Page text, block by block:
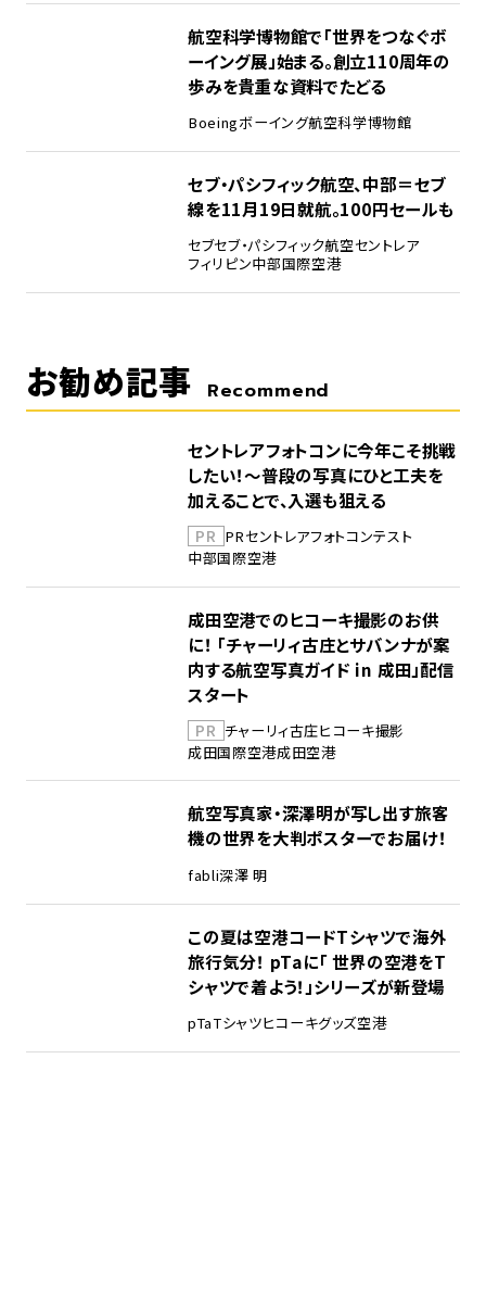
航空科学博物館で「世界をつなぐボ
ーイング展」始まる。創立110周年の
歩みを貴重な資料でたどる
Boeingボーイング航空科学博物館
セブ・パシフィック航空、中部＝セブ
線を11月19日就航。100円セールも
セブセブ・パシフィック航空セントレア
フィリピン中部国際空港
お勧め記事 Recommend
セントレアフォトコンに今年こそ挑戦
したい！～普段の写真にひと工夫を
加えることで、入選も狙える
PR PRセントレアフォトコンテスト
中部国際空港
成田空港でのヒコーキ撮影のお供
に！ 「チャーリィ古庄とサバンナが案
内する航空写真ガイド in 成田」配信
スタート
PR チャーリィ古庄ヒコーキ撮影
成田国際空港成田空港
航空写真家・深澤明が写し出す旅客
機の世界を大判ポスターでお届け！
fabli深澤 明
この夏は空港コードTシャツで海外
旅行気分！ pTaに「 世界の空港をT
シャツで着よう！」シリーズが新登場
pTaTシャツヒコーキグッズ空港